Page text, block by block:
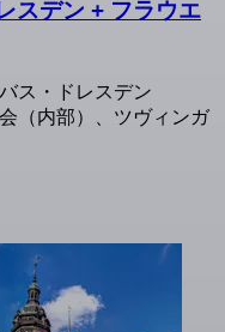
スデン + フラウエ
ス・ドレスデン
（内部）、ツヴィンガ